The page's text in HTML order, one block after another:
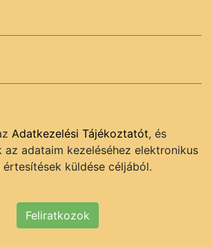
Adatkezelési Tájékoztatót, és
az adataim kezeléséhez elektronikus
értesítések küldése céljából.
Feliratkozok